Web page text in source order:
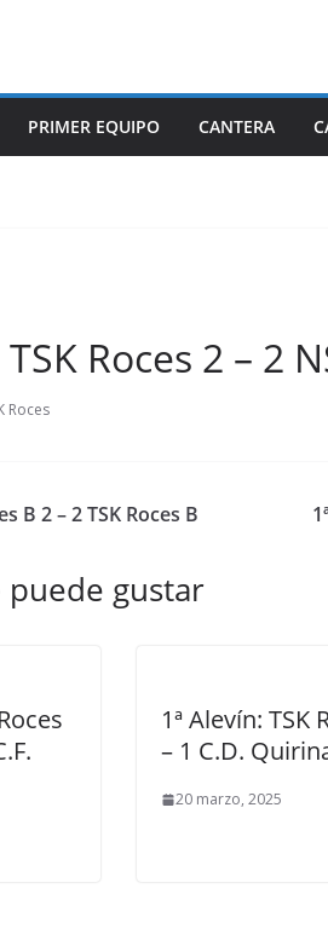
PRIMER EQUIPO CANTERA
Roces 2 – 2
Roces
B 2 – 2 TSK Roces B
gustar
1ª Alevín: TSK
– 1 C.D.
20 marzo, 2025